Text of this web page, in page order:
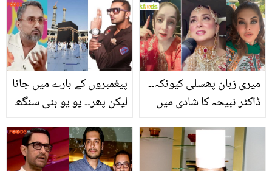
اور پردے دار گھرانے سے
متعلق کیا کچھ بتایا؟
کون ہیں جنہیں سعودی
حکومت نے بڑے تحفوں سے
نوازا؟
پیغمبروں کے بارے میں جانا
لیکن پھر۔۔ یو یو ہنی سنگھ
میں کیا انکشاف کیا؟
میری زبان پھسلی کیونکہ۔۔
ڈاکٹر نبیحہ کا شادی میں
زیورات پر نیا بیان! مشی
خان کو بھی سنا دیا